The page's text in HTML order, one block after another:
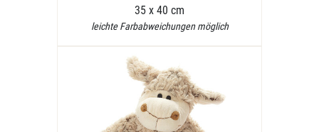
35 x 40 cm
leichte Farbabweichungen möglich